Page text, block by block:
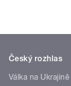
Český rozhlas
Válka na Ukrajině